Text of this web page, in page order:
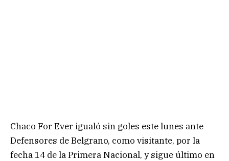
Chaco For Ever igualó sin goles este lunes ante
Defensores de Belgrano, como visitante, por la
fecha 14 de la Primera Nacional, y sigue último en